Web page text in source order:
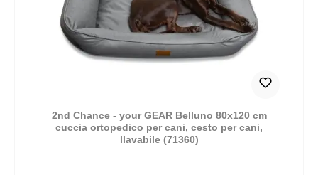
2nd Chance - your GEAR Belluno 80x120 cm
cuccia ortopedico per cani, cesto per cani,
llavabile (71360)